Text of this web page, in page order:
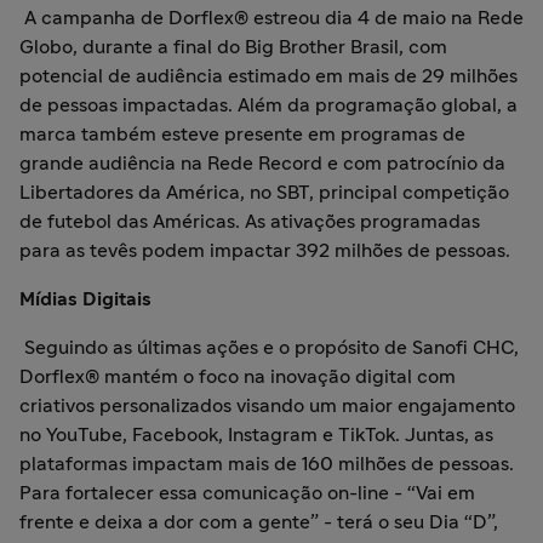
A campanha de Dorflex® estreou dia 4 de maio na Rede
Globo, durante a final do Big Brother Brasil, com
potencial de audiência estimado em mais de 29 milhões
de pessoas impactadas. Além da programação global, a
marca também esteve presente em programas de
grande audiência na Rede Record e com patrocínio da
Libertadores da América, no SBT, principal competição
de futebol das Américas. As ativações programadas
para as tevês podem impactar 392 milhões de pessoas.
Mídias Digitais
Seguindo as últimas ações e o propósito de Sanofi CHC,
Dorflex® mantém o foco na inovação digital com
criativos personalizados visando um maior engajamento
no YouTube, Facebook, Instagram e TikTok. Juntas, as
plataformas impactam mais de 160 milhões de pessoas.
Para fortalecer essa comunicação on-line - “Vai em
frente e deixa a dor com a gente” - terá o seu Dia “D”,